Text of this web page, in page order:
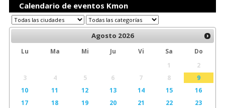
Calendario de eventos Kmon
Agosto 2026
Lu Ma Mi Ju Vi Sa
Do
1
2
3
4 5 6 7 8
9
10
11 12 13 14 15
16
17
18 19 20 21 22
23